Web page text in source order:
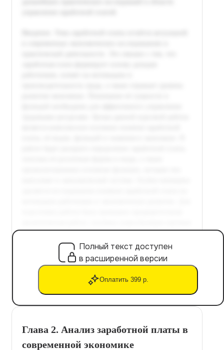
Полный текст доступен
в расширенной версии
Оплатить 399 р.
Глава 2. Анализ заработной платы в
современной экономике